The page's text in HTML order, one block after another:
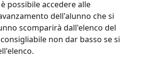
possibile accedere alle
dell'alunno che si
scomparirà dall'elenco del
non dar basso se si